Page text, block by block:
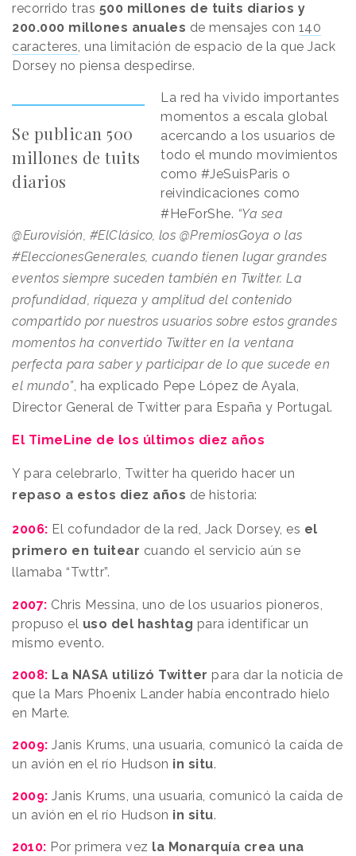
recorrido tras 500 millones de tuits diarios y
200.000 millones anuales de mensajes con 140
caracteres, una limitación de espacio de la que Jack
Dorsey no piensa despedirse.
Se publican 500
millones de tuits
diarios
La red ha vivido importantes
momentos a escala global
acercando a los usuarios de
todo el mundo movimientos
como #JeSuisParis o
reivindicaciones como
#HeForShe. “Ya sea
@Eurovisión, #ElClásico, los @PremiosGoya o las
#EleccionesGenerales, cuando tienen lugar grandes
eventos siempre suceden también en Twitter. La
profundidad, riqueza y amplitud del contenido
compartido por nuestros usuarios sobre estos grandes
momentos ha convertido Twitter en la ventana
perfecta para saber y participar de lo que sucede en
el mundo”, ha explicado Pepe López de Ayala,
Director General de Twitter para España y Portugal.
El TimeLine de los últimos diez años
Y para celebrarlo, Twitter ha querido hacer un
repaso a estos diez años de historia:
2006: El cofundador de la red, Jack Dorsey, es el
primero en tuitear cuando el servicio aún se
llamaba “Twttr”.
2007: Chris Messina, uno de los usuarios pioneros,
propuso el uso del hashtag para identificar un
mismo evento.
2008: La NASA utilizó Twitter para dar la noticia de
que la Mars Phoenix Lander había encontrado hielo
en Marte.
2009: Janis Krums, una usuaria, comunicó la caída de
un avión en el río Hudson in situ.
2009: Janis Krums, una usuaria, comunicó la caída de
un avión en el río Hudson in situ.
2010: Por primera vez la Monarquía crea una